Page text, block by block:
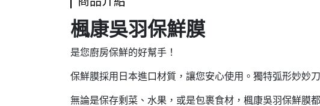
楓康吳羽保鮮膜
是您廚房保鮮的好幫手！
保鮮膜採用日本進口材質，讓您安心使用。獨特弧形妙妙
無論是保存剩菜、水果，或是包裹食材，楓康吳羽保鮮膜